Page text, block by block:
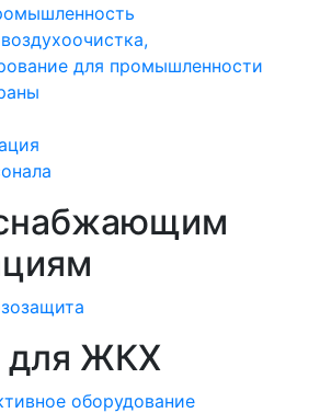
для промышленности
для ЖКХ
оборудование